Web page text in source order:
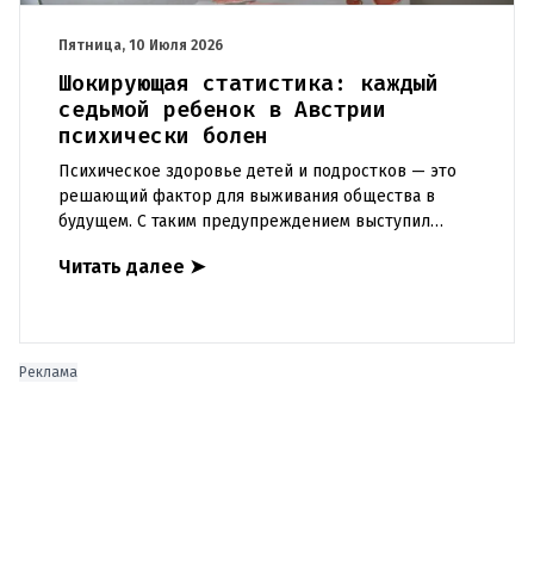
Пятница, 10 Июля 2026
Шокирующая статистика: каждый
седьмой ребенок в Австрии
психически болен
Психическое здоровье детей и подростков — это
решающий фактор для выживания общества в
будущем. С таким предупреждением выступил
конференции Praevenire в Альпб
Читать далее ➤
Реклама